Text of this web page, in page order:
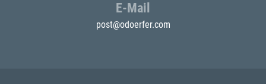
E-Mail
post@odoerfer.com